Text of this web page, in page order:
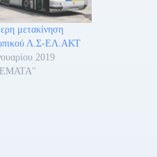
μετακίνηση
Λ.Σ-ΕΛ.ΑΚΤ
2019